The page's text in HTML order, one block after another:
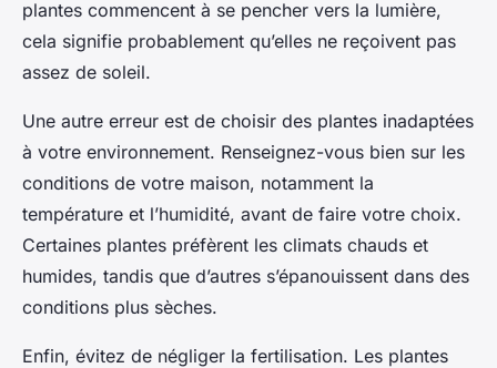
plantes commencent à se pencher vers la lumière,
cela signifie probablement qu’elles ne reçoivent pas
assez de soleil.
Une autre erreur est de choisir des plantes inadaptées
à votre environnement. Renseignez-vous bien sur les
conditions de votre maison, notamment la
température et l’humidité, avant de faire votre choix.
Certaines plantes préfèrent les climats chauds et
humides, tandis que d’autres s’épanouissent dans des
conditions plus sèches.
Enfin, évitez de négliger la fertilisation. Les plantes